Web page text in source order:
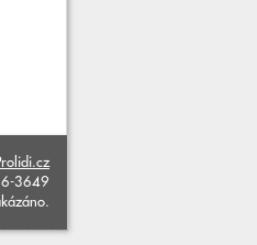
3649